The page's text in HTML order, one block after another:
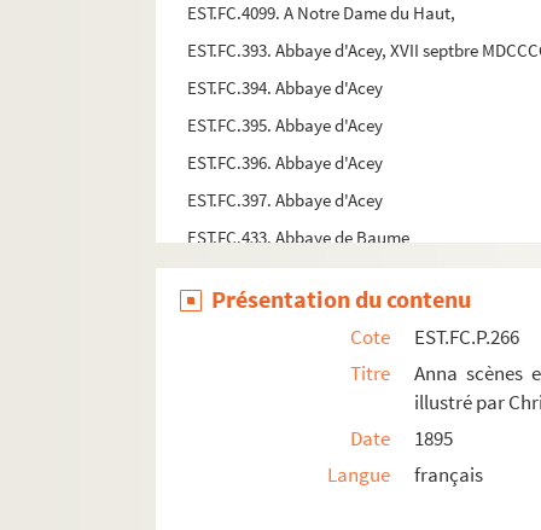
EST.FC.4099. A Notre Dame du Haut,
EST.FC.393. Abbaye d'Acey, XVII septbre
EST.FC.394. Abbaye d'Acey
EST.FC.395. Abbaye d'Acey
EST.FC.396. Abbaye d'Acey
EST.FC.397. Abbaye d'Acey
EST.FC.433. Abbaye de Baume
EST.FC.63. Abbaye de la Grâce Dieu :
EST.FC.305. Abbaye de Luxeuil : Franche-Comté
EST.FC.G.12. Abbaye de Luxeuil : Franche-
EST.FC.4017. Administrateur du Département
EST.FC.M.139. Affiche d'une vente de terrain
Présentation du contenu
Cote
EST.FC.P.266
Titre
Anna scènes
illustré par
Date
1895
Langue
français